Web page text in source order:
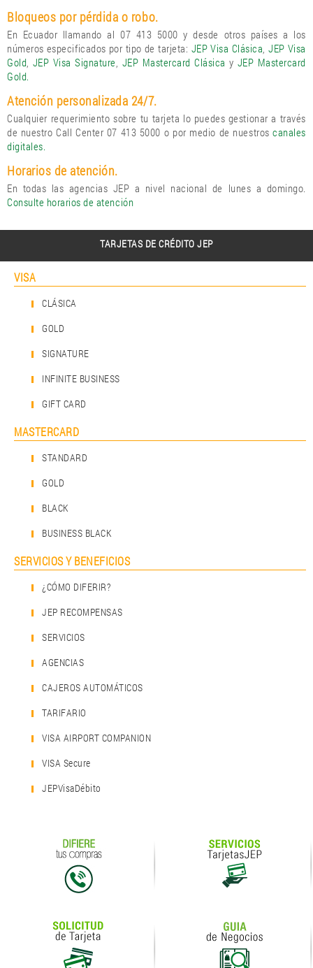
Bloqueos por pérdida o robo.
En Ecuador llamando al 07 413 5000 y desde otros países a los
números especificados por tipo de tarjeta: JEP Visa Clásica,JEP Visa
Gold, JEP Visa Signature, JEP Mastercard Clásica y JEP Mastercard
Gold.
Atención personalizada 24/7.
Cualquier requerimiento sobre tu tarjeta lo puedes gestionar a través
de nuestro Call Center 07 413 5000 o por medio de nuestroscanales
digitales.
Horarios de atención.
En todas las agencias JEP a nivel nacional de lunes a domingo.
Consulte horarios de atención
TARJETAS DE CRÉDITO JEP
VISA
CLÁSICA
GOLD
SIGNATURE
INFINITE BUSINESS
GIFT CARD
MASTERCARD
STANDARD
GOLD
BLACK
BUSINESS BLACK
SERVICIOS Y BENEFICIOS
¿CÓMO DIFERIR?
JEP RECOMPENSAS
SERVICIOS
AGENCIAS
CAJEROS AUTOMÁTICOS
TARIFARIO
VISA AIRPORT COMPANION
VISA Secure
JEPVisaDébito